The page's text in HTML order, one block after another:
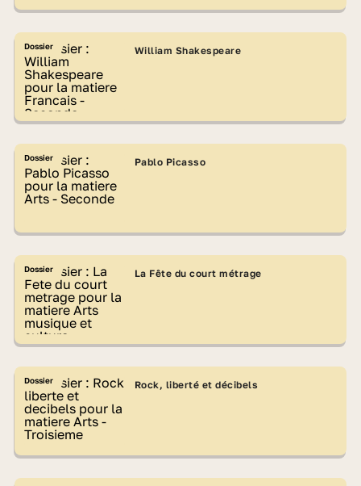
Dossier William Shakespeare
Dossier Pablo Picasso
Dossier La Fête du court métrage
Dossier Rock, liberté et décibels